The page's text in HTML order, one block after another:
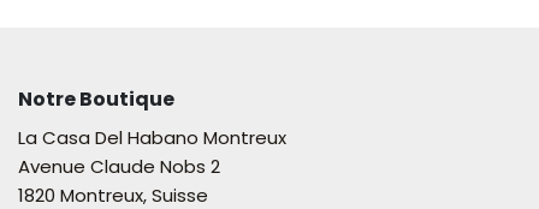
Notre Boutique
La Casa Del Habano Montreux
Avenue Claude Nobs 2
1820 Montreux, Suisse